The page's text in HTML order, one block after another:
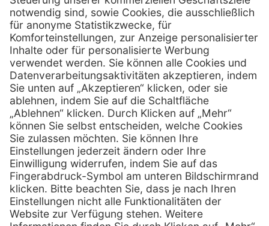
A-1120 Wien
01 / 718 19 61 99
Telefax:01 / 718 19 61 23
E-Mail: info @ henryscheinmed.at
Services
Vorteile
Eigenmarke
Leasing
Technischer Service
Kataloge / Downloads
Hilfe
FAQs
Kontakt
Außendienst
Lob & Kritik
Retoure anmelden
Zertifikat Rechtliches